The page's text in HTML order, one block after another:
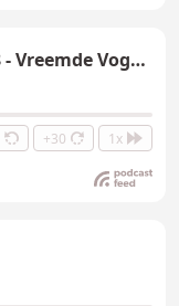
Nare Jongens Podcast 248 - Vreemde Vogels Special
+30 1x